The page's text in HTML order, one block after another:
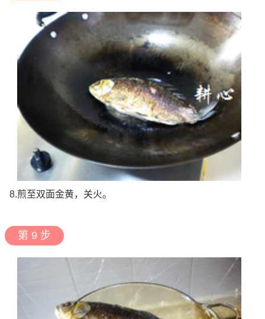
8.煎至双面金黄，关火。
第 9 步